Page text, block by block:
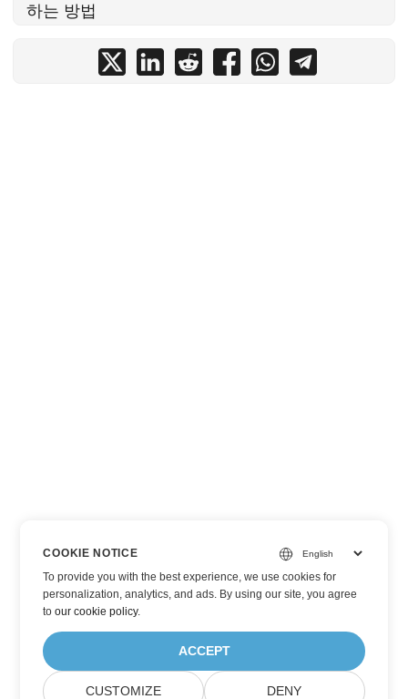
하는 방법
COOKIE NOTICE
To provide you with the best experience, we use cookies for
personalization, analytics, and ads. By using our site, you agree
toour cookie policy.
ACCEPT
CUSTOMIZE DENY